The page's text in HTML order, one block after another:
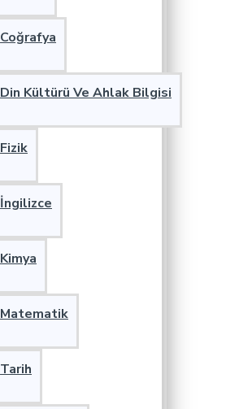
Coğrafya
Din Kültürü Ve Ahlak Bilgisi
Fizik
İngilizce
Kimya
Matematik
Tarih